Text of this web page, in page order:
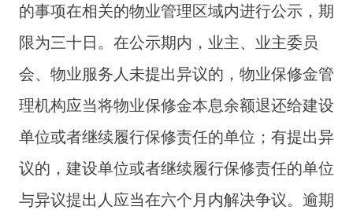
的事项在相关的物业管理区域内进行公示，期
限为三十日。在公示期内，业主、业主委员
会、物业服务人未提出异议的，物业保修金管
理机构应当将物业保修金本息余额退还给建设
单位或者继续履行保修责任的单位；有提出异
议的，建设单位或者继续履行保修责任的单位
与异议提出人应当在六个月内解决争议。逾期